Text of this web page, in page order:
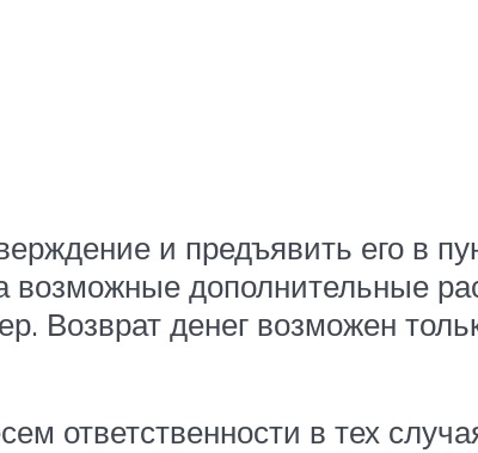
и предъявить его в
возможные дополнительные
Возврат денег возможен
ответственности в тех